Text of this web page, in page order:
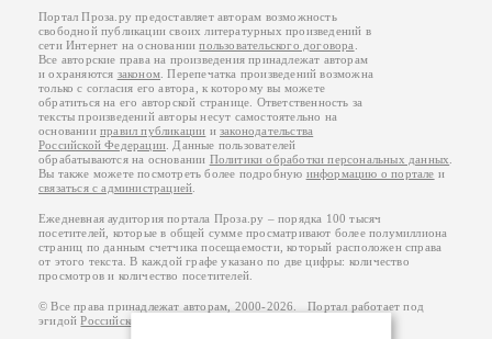
Портал Проза.ру предоставляет авторам возможность
свободной публикации своих литературных произведений в
сети Интернет на основаниипользовательского договора
Все авторские права на произведения принадлежат авторам
и охраняются законом . Перепечатка произведений возможна
только с согласия его автора, к которому вы можете
обратиться на его авторской странице. Ответственность за
тексты произведений авторы несут самостоятельно на
основанииправил публикации изаконодательства
Российской Федерации . Данные пользователей
обрабатываются на основании Политики обработки персональных данных
Вы также можете посмотреть более подробную информацию о портале и
связаться с администрацией
Ежедневная аудитория портала Проза.ру – порядка 100 тысяч
посетителей, которые в общей сумме просматривают более полумиллиона
страниц по данным счетчика посещаемости, который расположен справа
от этого текста. В каждой графе указано по две цифры: количество
просмотров и количество посетителей.
© Все права принадлежат авторам, 2000-2026. Портал работает под
эгидойРоссийского союза писателей